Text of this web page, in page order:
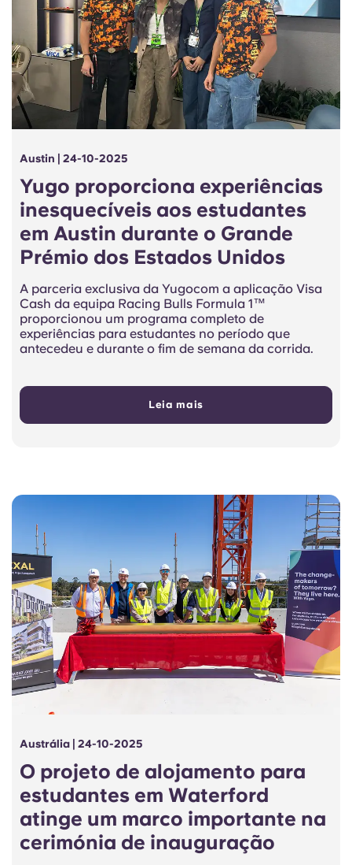
Austin | 24-10-2025
Yugo proporciona experiências
inesquecíveis aos estudantes
em Austin durante o Grande
Prémio dos Estados Unidos
A parceria exclusiva da Yugocom a aplicação Visa
Cash da equipa Racing Bulls Formula 1™
proporcionou um programa completo de
experiências para estudantes no período que
antecedeu e durante o fim de semana da corrida.
Leia mais
Austrália | 24-10-2025
O projeto de alojamento para
estudantes em Waterford
atinge um marco importante na
cerimónia de inauguração